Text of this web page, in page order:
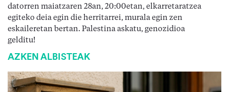
datorren maiatzaren 28an, 20:00etan, elkarretaratzea
egiteko deia egin die herritarrei, murala egin zen
eskaileretan bertan. Palestina askatu, genozidioa
gelditu!
AZKEN ALBISTEAK